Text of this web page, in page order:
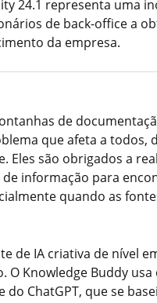
24.1 representa uma
de back-office a
da empresa.
de
que afeta a todos,
são obrigados a
informação para
quando as
de IA criativa de nível
O Knowledge Buddy
ChatGPT, que se